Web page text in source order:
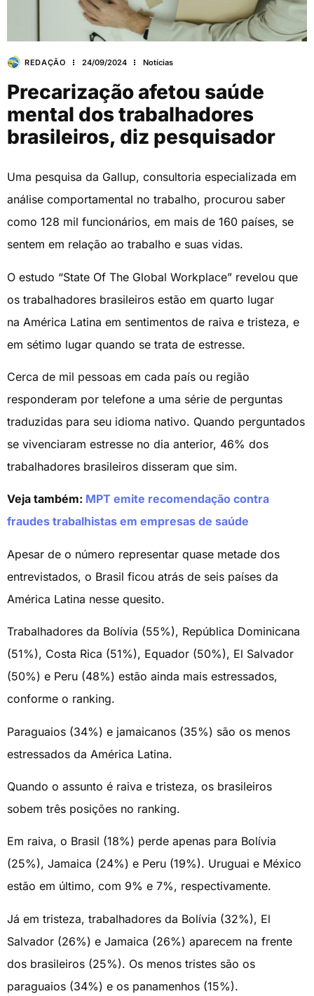
REDAÇÃO 24/09/2024 Notícias
Precarização afetou saúde
mental dos trabalhadores
brasileiros, diz pesquisador
Uma pesquisa da Gallup, consultoria especializada em
análise comportamental no trabalho, procurou saber
como 128 mil funcionários, em mais de 160 países, se
sentem em relação ao trabalho e suas vidas.
O estudo “State Of The Global Workplace” revelou que
os trabalhadores brasileiros estão em quarto lugar
na América Latina em sentimentos de raiva e tristeza, e
em sétimo lugar quando se trata de estresse.
Cerca de mil pessoas em cada país ou região
responderam por telefone a uma série de perguntas
traduzidas para seu idioma nativo. Quando perguntados
se vivenciaram estresse no dia anterior, 46% dos
trabalhadores brasileiros disseram que sim.
Veja também: MPT emite recomendação contra
fraudes trabalhistas em empresas de saúde
Apesar de o número representar quase metade dos
entrevistados, o Brasil ficou atrás de seis países da
América Latina nesse quesito.
Trabalhadores da Bolívia (55%), República Dominicana
(51%), Costa Rica (51%), Equador (50%), El Salvador
(50%) e Peru (48%) estão ainda mais estressados,
conforme o ranking.
Paraguaios (34%) e jamaicanos (35%) são os menos
estressados da América Latina.
Quando o assunto é raiva e tristeza, os brasileiros
sobem três posições no ranking.
Em raiva, o Brasil (18%) perde apenas para Bolívia
(25%), Jamaica (24%) e Peru (19%). Uruguai e México
estão em último, com 9% e 7%, respectivamente.
Já em tristeza, trabalhadores da Bolívia (32%), El
Salvador (26%) e Jamaica (26%) aparecem na frente
dos brasileiros (25%). Os menos tristes são os
paraguaios (34%) e os panamenhos (15%).